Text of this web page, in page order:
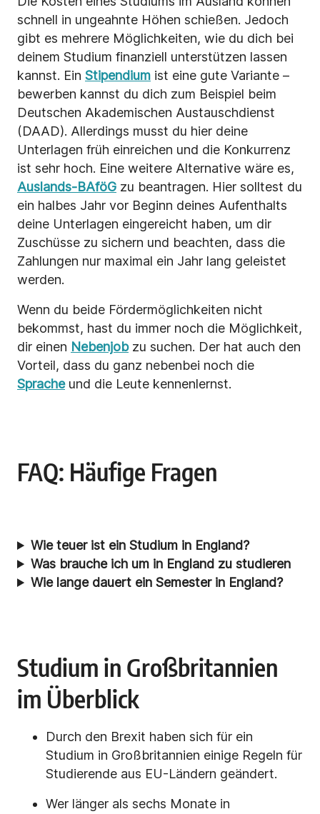
schnell in ungeahnte Höhen schießen. Jedoch
gibt es mehrere Möglichkeiten, wie du dich bei
deinem Studium finanziell unterstützen lassen
kannst. Ein Stipendium ist eine gute Variante –
bewerben kannst du dich zum Beispiel beim
Deutschen Akademischen Austauschdienst
(DAAD). Allerdings musst du hier deine
Unterlagen früh einreichen und die Konkurrenz
ist sehr hoch. Eine weitere Alternative wäre es,
Auslands-BAföG zu beantragen. Hier solltest du
ein halbes Jahr vor Beginn deines Aufenthalts
deine Unterlagen eingereicht haben, um dir
Zuschüsse zu sichern und beachten, dass die
Zahlungen nur maximal ein Jahr lang geleistet
werden.
Wenn du beide Fördermöglichkeiten nicht
bekommst, hast du immer noch die Möglichkeit,
dir einen Nebenjobzu suchen. Der hat auch den
Vorteil, dass du ganz nebenbei noch die
Spracheund die Leute kennenlernst.
FAQ: Häufige Fragen
Wie teuer ist ein Studium in England?
Was brauche ich um in England zu studieren
Wie lange dauert ein Semester in England?
Studium in Großbritannien
im Überblick
Durch den Brexit haben sich für ein
Studium in Großbritannien einige Regeln für
Studierende aus EU-Ländern geändert.
Wer länger als sechs Monate in